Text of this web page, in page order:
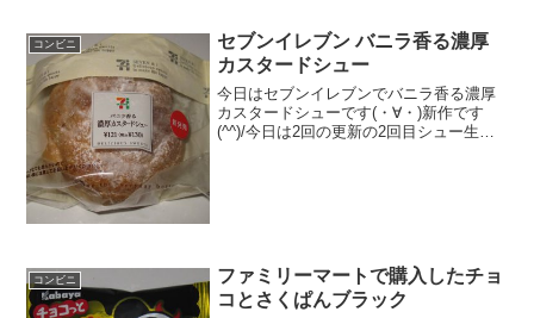
コンビニ
セブンイレブン バニラ香る濃厚
カスタードシュー
今日はセブンイレブンでバニラ香る濃厚
カスタードシューです(・∀・)新作です
(^^)/今日は2回の更新の2回目シュー生地
コンビニ
ファミリーマートで購入したチョ
コとさくぱんブラック